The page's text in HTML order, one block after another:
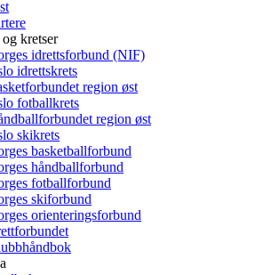
kretser
idrettsforbund (NIF)
idrettskrets
region øst
fotballkrets
region øst
skikrets
basketballforbund
håndballforbund
fotballforbund
skiforbund
orienteringsforbund